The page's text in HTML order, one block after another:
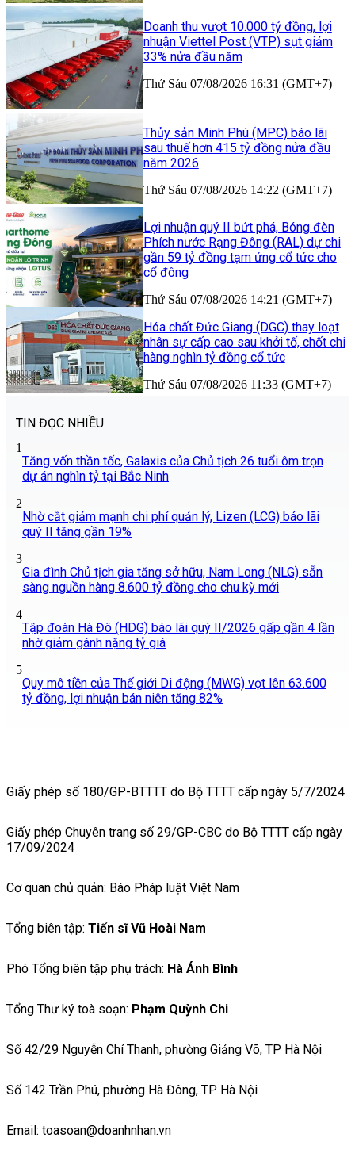
Doanh thu vượt 10.000 tỷ đồng, lợi
nhuận Viettel Post (VTP) sụt giảm
33% nửa đầu năm
Thứ Sáu 07/08/2026 16:31 (GMT+7)
Thủy sản Minh Phú (MPC) báo lãi
sau thuế hơn 415 tỷ đồng nửa đầu
năm 2026
Thứ Sáu 07/08/2026 14:22 (GMT+7)
Lợi nhuận quý II bứt phá, Bóng đèn
Phích nước Rạng Đông (RAL) dự chi
gần 59 tỷ đồng tạm ứng cổ tức cho
cổ đông
Thứ Sáu 07/08/2026 14:21 (GMT+7)
Hóa chất Đức Giang (DGC) thay loạt
nhân sự cấp cao sau khởi tố, chốt chi
hàng nghìn tỷ đồng cổ tức
Thứ Sáu 07/08/2026 11:33 (GMT+7)
TIN ĐỌC NHIỀU
1
Tăng vốn thần tốc, Galaxis của Chủ tịch 26 tuổi ôm trọn
dự án nghìn tỷ tại Bắc Ninh
2
Nhờ cắt giảm mạnh chi phí quản lý, Lizen (LCG) báo lãi
quý II tăng gần 19%
3
Gia đình Chủ tịch gia tăng sở hữu, Nam Long (NLG) sẵn
sàng nguồn hàng 8.600 tỷ đồng cho chu kỳ mới
4
Tập đoàn Hà Đô (HDG) báo lãi quý II/2026 gấp gần 4 lần
nhờ giảm gánh nặng tỷ giá
5
Quy mô tiền của Thế giới Di động (MWG) vọt lên 63.600
tỷ đồng, lợi nhuận bán niên tăng 82%
Giấy phép số 180/GP-BTTTT do Bộ TTTT cấp ngày 5/7/2024
Giấy phép Chuyên trang số 29/GP-CBC do Bộ TTTT cấp ngày
17/09/2024
Cơ quan chủ quản: Báo Pháp luật Việt Nam
Tổng biên tập: Tiến sĩ Vũ Hoài Nam
Phó Tổng biên tập phụ trách: Hà Ánh Bình
Tổng Thư ký toà soạn: Phạm Quỳnh Chi
Số 42/29 Nguyễn Chí Thanh, phường Giảng Võ, TP Hà Nội
Số 142 Trần Phú, phường Hà Đông, TP Hà Nội
Email: toasoan@doanhnhan.vn